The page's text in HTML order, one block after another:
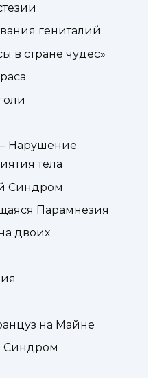
гениталий
в стране чудес»
Нарушение
тела
Синдром
Парамнезия
двоих
на Майне
Синдром